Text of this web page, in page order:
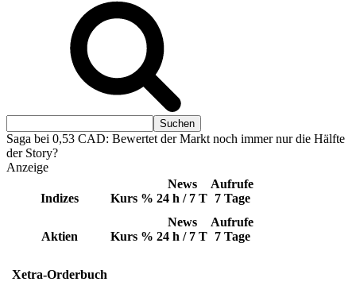
Saga bei 0,53 CAD: Bewertet der Markt noch immer nur die Hälfte
der Story?
Anzeige
Indizes Kurs %
News
24 h / 7 T
Aufrufe
7 Tage
Aktien Kurs %
News
24 h / 7 T
Aufrufe
7 Tage
Xetra-Orderbuch